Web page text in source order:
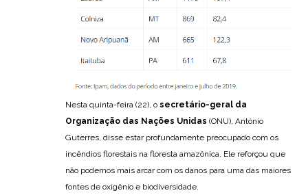
Nesta quinta-feira (22), o secretário-geral da
Organização das Nações Unidas (ONU), António
Guterres, disse estar profundamente preocupado com os
incêndios florestais na floresta amazônica. Ele reforçou que
não podemos mais arcar com os danos para uma das maiores
fontes de oxigênio e biodiversidade.